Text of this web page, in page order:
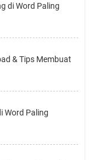
di Word Paling
& Tips Membuat
Word Paling